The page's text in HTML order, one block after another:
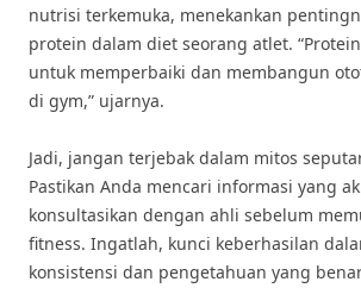
nutrisi terkemuka, menekankan
protein dalam diet seorang atlet.
untuk memperbaiki dan membangun
di gym,” ujarnya.
Jadi, jangan terjebak dalam mitos
Pastikan Anda mencari informasi yang
konsultasikan dengan ahli sebelum
fitness. Ingatlah, kunci keberhasilan
konsistensi dan pengetahuan yang